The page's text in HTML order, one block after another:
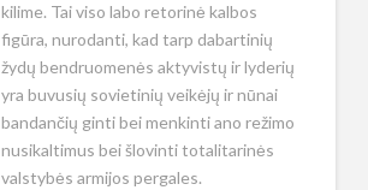
kilime. Tai viso labo retorinė kalbos
figūra, nurodanti, kad tarp dabartinių
žydų bendruomenės aktyvistų ir lyderių
yra buvusių sovietinių veikėjų ir nūnai
bandančių ginti bei menkinti ano režimo
nusikaltimus bei šlovinti totalitarinės
valstybės armijos pergales.